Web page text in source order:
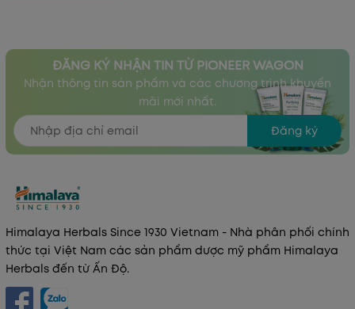
ĐĂNG KÝ NHẬN TIN TỪ PIONEER WAGON
Nhận thông tin sản phẩm và các chương trình khuyến
mãi mới nhất.
Đăng ký
Himalaya Herbals Since 1930 Vietnam - Nhà phân phối chính
thức tại Việt Nam các sản phẩm dược mỹ phẩm Himalaya
Herbals đến từ Ấn Độ.